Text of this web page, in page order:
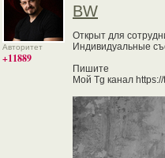
Авторитет
+11889
BW
Открыт для
Индивидуальные
Пишите
Мой Tg канал